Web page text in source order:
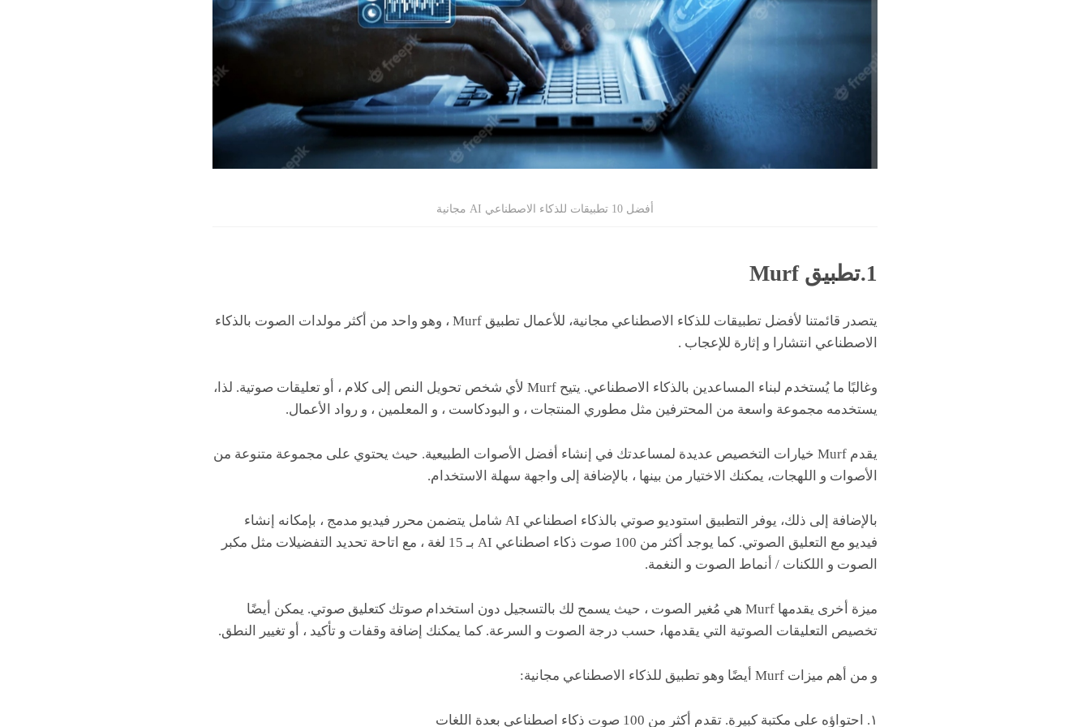
أفضل 10 تطبيقات للذكاء الاصطناعي AI مجانية
1.تطبيق Murf
يتصدر قائمتنا لأفضل تطبيقات للذكاء الاصطناعي مجانية، للأعمال تطبيق Murf ، وهو واحد من أكثر مولدات الصوت بالذكاء
الاصطناعي انتشارا و إثارة للإعجاب .
وغالبًا ما يُستخدم لبناء المساعدين بالذكاء الاصطناعي. يتيح Murf لأي شخص تحويل النص إلى كلام ، أو تعليقات صوتية. لذا،
يستخدمه مجموعة واسعة من المحترفين مثل مطوري المنتجات ، و البودكاست ، و المعلمين ، و رواد الأعمال.
يقدم Murf خيارات التخصيص عديدة لمساعدتك في إنشاء أفضل الأصوات الطبيعية. حيث يحتوي على مجموعة متنوعة من
الأصوات و اللهجات، يمكنك الاختيار من بينها ، بالإضافة إلى واجهة سهلة الاستخدام.
بالإضافة إلى ذلك، يوفر التطبيق استوديو صوتي بالذكاء اصطناعي AI شامل يتضمن محرر فيديو مدمج ، بإمكانه إنشاء
فيديو مع التعليق الصوتي. كما يوجد أكثر من 100 صوت ذكاء اصطناعي AI بـ 15 لغة ، مع اتاحة تحديد التفضيلات مثل مكبر
الصوت و اللكنات / أنماط الصوت و النغمة.
ميزة أخرى يقدمها Murf هي مُغير الصوت ، حيث يسمح لك بالتسجيل دون استخدام صوتك كتعليق صوتي. يمكن أيضًا
تخصيص التعليقات الصوتية التي يقدمها، حسب درجة الصوت و السرعة. كما يمكنك إضافة وقفات و تأكيد ، أو تغيير النطق.
و من أهم ميزات Murf أيضًا وهو تطبيق للذكاء الاصطناعي مجانية:
١. احتواؤه على مكتبة كبيرة. تقدم أكثر من 100 صوت ذكاء اصطناعي بعدة اللغات